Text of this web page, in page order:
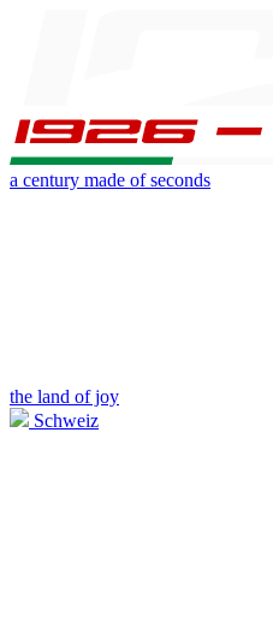
a century made of seconds
the land of joy
Schweiz